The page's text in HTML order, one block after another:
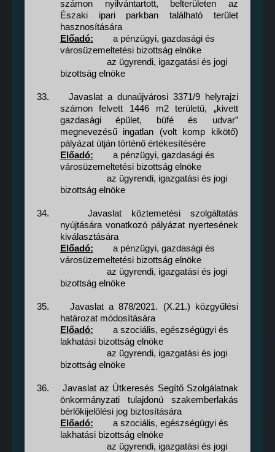
számon nyilvántartott, belterületen az
Északi ipari parkban található terület
hasznosítására
Előadó:
a pénzügyi, gazdasági és
városüzemeltetési bizottság elnöke
az ügyrendi, igazgatási és jogi
bizottság elnöke
33.
Javaslat a dunaújvárosi 3371/9 helyrajzi
számon felvett 1446 m2 területű, „kivett
gazdasági épület, büfé és udvar”
megnevezésű ingatlan (volt komp kikötő)
pályázat útján történő értékesítésére
Előadó:
a pénzügyi, gazdasági és
városüzemeltetési bizottság elnöke
az ügyrendi, igazgatási és jogi
bizottság elnöke
34.
Javaslat köztemetési szolgáltatás
nyújtására vonatkozó pályázat nyertesének
kiválasztására
Előadó:
a pénzügyi, gazdasági és
városüzemeltetési bizottság elnöke
az ügyrendi, igazgatási és jogi
bizottság elnöke
35.
Javaslat a 878/2021. (X.21.) közgyűlési
határozat módosítására
Előadó:
a szociális, egészségügyi és
lakhatási bizottság elnöke
az ügyrendi, igazgatási és jogi
bizottság elnöke
36.
Javaslat az Útkeresés Segítő Szolgálatnak
önkormányzati tulajdonú szakemberlakás
bérlőkijelölési jog biztosítására
Előadó:
a szociális, egészségügyi és
lakhatási bizottság elnöke
az ügyrendi, igazgatási és jogi